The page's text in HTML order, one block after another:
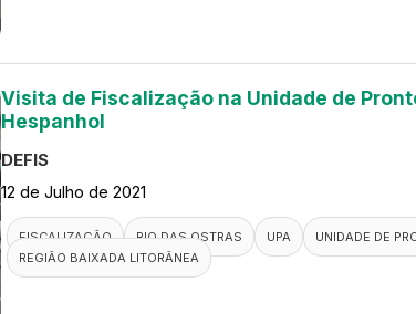
Visita de Fiscalização na Unidade de
Hespanhol
DEFIS
12 de Julho de 2021
FISCALIZAÇÃO RIO DAS OSTRAS UPA UNIDADE DE
REGIÃO BAIXADA LITORÂNEA